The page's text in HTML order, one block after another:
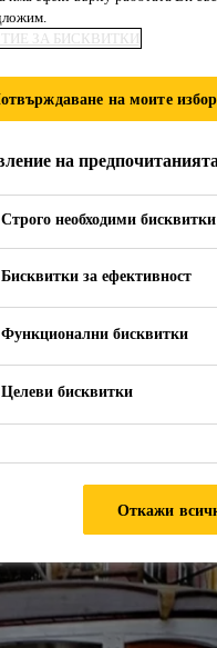
Системи
ЗА БИСКВИТКИ
на моите
на предпочитанията
Строго необходими бисквитки
Бисквитки за ефективност
Функционални бисквитки
Целеви бисквитки
Откажи